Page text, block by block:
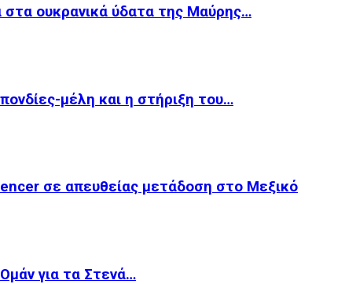
ουκρανικά ύδατα της Μαύρης…
μέλη και η στήριξη του…
σε απευθείας μετάδοση στο Μεξικό
για τα Στενά…